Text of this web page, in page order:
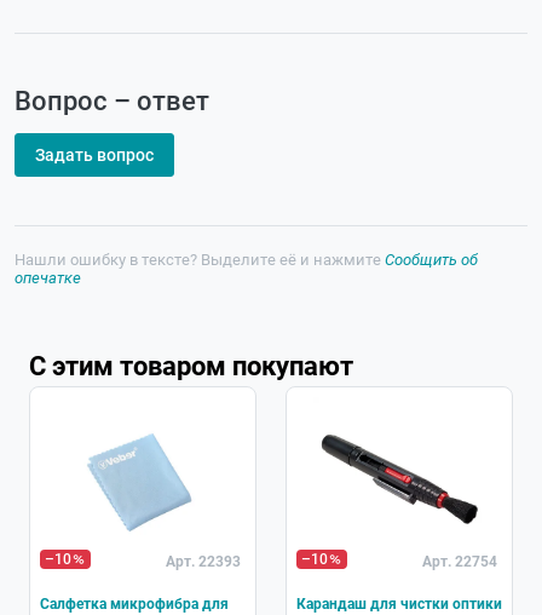
Вопрос – ответ
Задать вопрос
Нашли ошибку в тексте? Выделите её и нажмите Сообщить об
опечатке
С этим товаром покупают
–10 Арт. 22393
Салфетка микрофибра для
–10
Арт. 22754
Карандаш для чистки оптики